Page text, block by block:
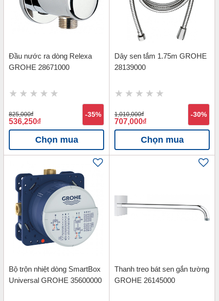
Đầu nước ra dòng Relexa
GROHE 28671000
825,000đ
536,250đ
-35%
Chọn mua
Dây sen tắm 1.75m GROHE
28139000
1,010,000đ
707,000đ
-30%
Chọn mua
Bộ trộn nhiệt dòng SmartBox
Universal GROHE 35600000
Thanh treo bát sen gắn tường
GROHE 26145000